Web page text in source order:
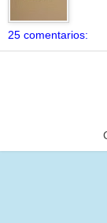
25 comentarios: